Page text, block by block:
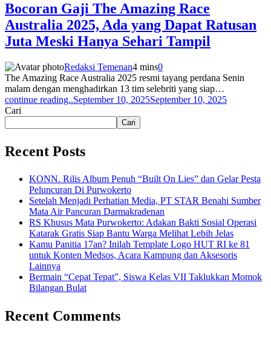
Bocoran Gaji The Amazing Race
Australia 2025, Ada yang Dapat Ratusan
Juta Meski Hanya Sehari Tampil
Redaksi Temenan4 mins0
The Amazing Race Australia 2025 resmi tayang perdana Senin
malam dengan menghadirkan 13 tim selebriti yang siap…
continue reading..September 10, 2025September 10, 2025
Cari
Cari
Recent Posts
KONN. Rilis Album Penuh “Built On Lies” dan Gelar Pesta
Peluncuran Di Purwokerto
Setelah Menjadi Perhatian Media, PT STAR Benahi Sumber
Mata Air Pancuran Darmakradenan
RS Khusus Mata Purwokerto: Adakan Bakti Sosial Operasi
Katarak Gratis Siap Bantu Warga Melihat Lebih Jelas
Kamu Panitia 17an? Inilah Template Logo HUT RI ke 81
untuk Konten Medsos, Acara Kampung dan Aksesoris
Lainnya
Bermain “Cepat Tepat”, Siswa Kelas VII Taklukkan Momok
Bilangan Bulat
Recent Comments